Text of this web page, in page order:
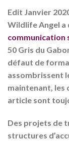
Edit Janvier
Wildlife Angel
communication
50 Gris du
défaut de
assombrissent
maintenant, les
article sont
Des projets de
structures